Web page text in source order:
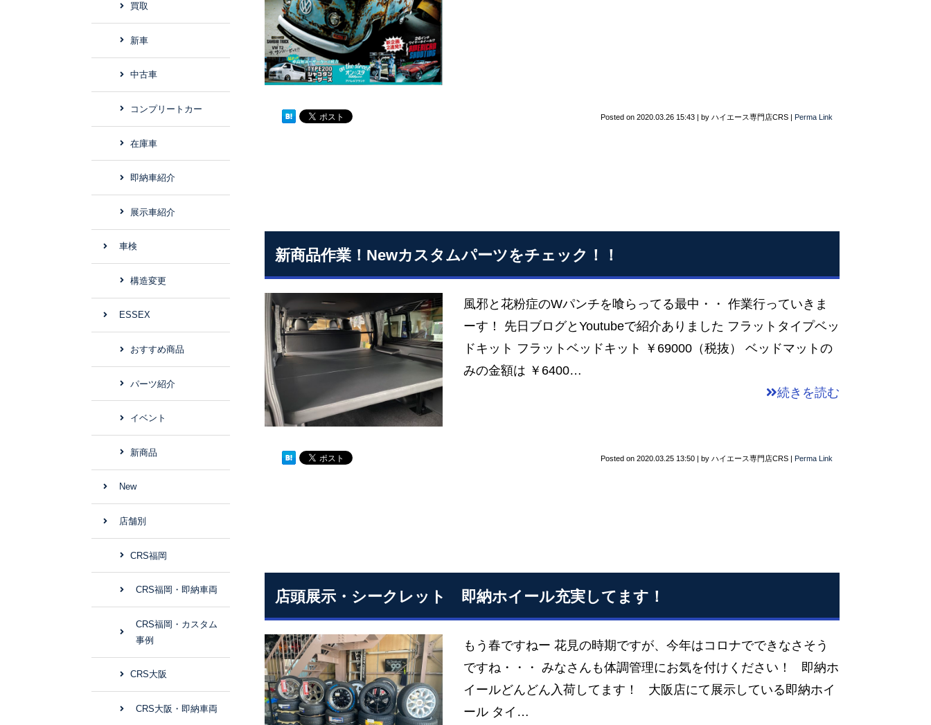
Posted on 2020.03.26 15:43 by ハイエース専門店CRS Perma Link
新商品作業！Newカスタムパーツをチェック！！
風邪と花粉症のWパンチを喰らってる最中・・ 作業行っていきま
ーす！ 先日ブログとYoutubeで紹介ありました フラットタイプベッ
ドキット フラットベッドキット ￥69000（税抜） ベッドマットの
みの金額は ￥6400…
続きを読む
Posted on 2020.03.25 13:50 | by ハイエース専門店CRS | Perma Link
店頭展示・シークレット 即納ホイール充実してます！
もう春ですねー 花見の時期ですが、今年はコロナでできなさそう
ですね・・・ みなさんも体調管理にお気を付けください！ 即納ホ
イールどんどん入荷してます！ 大阪店にて展示している即納ホイ
ール タイ…
買取
新車
中古車
コンプリートカー
在庫車
即納車紹介
展示車紹介
車検
構造変更
ESSEX
おすすめ商品
パーツ紹介
イベント
新商品
New
店舗別
CRS福岡
CRS福岡・即納車両
CRS福岡・カスタム
事例
CRS大阪
CRS大阪・即納車両